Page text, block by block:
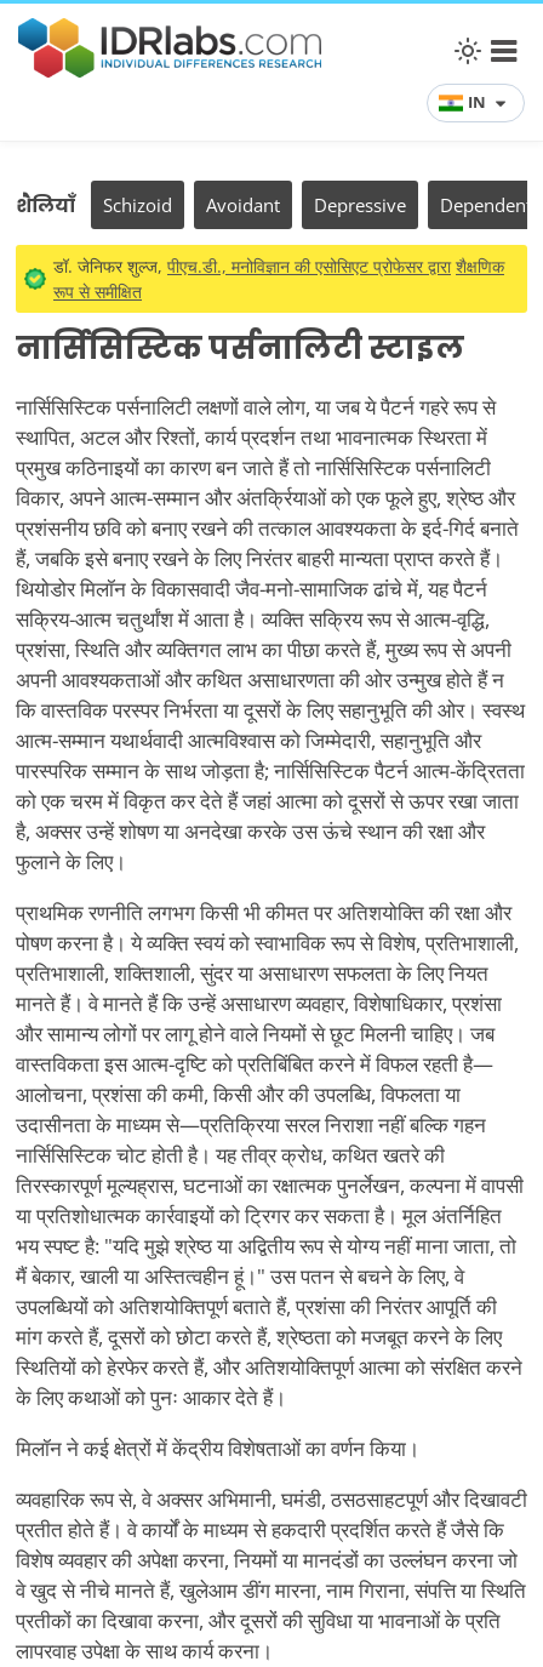
IN
शैलियाँ Schizoid Avoidant Depressive Dependent
डॉ. जेनिफर शुल्ज, पीएच.डी., मनोविज्ञान की एसोसिएट प्रोफेसर द्वारा शैक्षणिक
रूप से समीक्षित
नार्सिसिस्टिक पर्सनालिटी स्टाइल
नार्सिसिस्टिक पर्सनालिटी लक्षणों वाले लोग, या जब ये पैटर्न गहरे रूप से
स्थापित, अटल और रिश्तों, कार्य प्रदर्शन तथा भावनात्मक स्थिरता में
प्रमुख कठिनाइयों का कारण बन जाते हैं तो नार्सिसिस्टिक पर्सनालिटी
विकार, अपने आत्म-सम्मान और अंतर्क्रियाओं को एक फूले हुए, श्रेष्ठ और
प्रशंसनीय छवि को बनाए रखने की तत्काल आवश्यकता के इर्द-गिर्द बनाते
हैं, जबकि इसे बनाए रखने के लिए निरंतर बाहरी मान्यता प्राप्त करते हैं।
थियोडोर मिलॉन के विकासवादी जैव-मनो-सामाजिक ढांचे में, यह पैटर्न
सक्रिय-आत्म चतुर्थांश में आता है। व्यक्ति सक्रिय रूप से आत्म-वृद्धि,
प्रशंसा, स्थिति और व्यक्तिगत लाभ का पीछा करते हैं, मुख्य रूप से अपनी
अपनी आवश्यकताओं और कथित असाधारणता की ओर उन्मुख होते हैं न
कि वास्तविक परस्पर निर्भरता या दूसरों के लिए सहानुभूति की ओर। स्वस्थ
आत्म-सम्मान यथार्थवादी आत्मविश्वास को जिम्मेदारी, सहानुभूति और
पारस्परिक सम्मान के साथ जोड़ता है; नार्सिसिस्टिक पैटर्न आत्म-केंद्रितता
को एक चरम में विकृत कर देते हैं जहां आत्मा को दूसरों से ऊपर रखा जाता
है, अक्सर उन्हें शोषण या अनदेखा करके उस ऊंचे स्थान की रक्षा और
फुलाने के लिए।
प्राथमिक रणनीति लगभग किसी भी कीमत पर अतिशयोक्ति की रक्षा और
पोषण करना है। ये व्यक्ति स्वयं को स्वाभाविक रूप से विशेष, प्रतिभाशाली,
प्रतिभाशाली, शक्तिशाली, सुंदर या असाधारण सफलता के लिए नियत
मानते हैं। वे मानते हैं कि उन्हें असाधारण व्यवहार, विशेषाधिकार, प्रशंसा
और सामान्य लोगों पर लागू होने वाले नियमों से छूट मिलनी चाहिए। जब
वास्तविकता इस आत्म-दृष्टि को प्रतिबिंबित करने में विफल रहती है—
आलोचना, प्रशंसा की कमी, किसी और की उपलब्धि, विफलता या
उदासीनता के माध्यम से—प्रतिक्रिया सरल निराशा नहीं बल्कि गहन
नार्सिसिस्टिक चोट होती है। यह तीव्र क्रोध, कथित खतरे की
तिरस्कारपूर्ण मूल्यह्रास, घटनाओं का रक्षात्मक पुनर्लेखन, कल्पना में वापसी
या प्रतिशोधात्मक कार्रवाइयों को ट्रिगर कर सकता है। मूल अंतर्निहित
भय स्पष्ट है: "यदि मुझे श्रेष्ठ या अद्वितीय रूप से योग्य नहीं माना जाता, तो
मैं बेकार, खाली या अस्तित्वहीन हूं।" उस पतन से बचने के लिए, वे
उपलब्धियों को अतिशयोक्तिपूर्ण बताते हैं, प्रशंसा की निरंतर आपूर्ति की
मांग करते हैं, दूसरों को छोटा करते हैं, श्रेष्ठता को मजबूत करने के लिए
स्थितियों को हेरफेर करते हैं, और अतिशयोक्तिपूर्ण आत्मा को संरक्षित करने
के लिए कथाओं को पुनः आकार देते हैं।
मिलॉन ने कई क्षेत्रों में केंद्रीय विशेषताओं का वर्णन किया।
व्यवहारिक रूप से, वे अक्सर अभिमानी, घमंडी, ठसठसाहटपूर्ण और दिखावटी
प्रतीत होते हैं। वे कार्यों के माध्यम से हकदारी प्रदर्शित करते हैं जैसे कि
विशेष व्यवहार की अपेक्षा करना, नियमों या मानदंडों का उल्लंघन करना जो
वे खुद से नीचे मानते हैं, खुलेआम डींग मारना, नाम गिराना, संपत्ति या स्थिति
प्रतीकों का दिखावा करना, और दूसरों की सुविधा या भावनाओं के प्रति
लापरवाह उपेक्षा के साथ कार्य करना।